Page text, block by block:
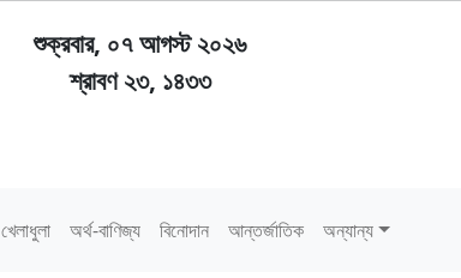
শুক্রবার, ০৭ আগস্ট ২০২৬
শ্রাবণ ২৩, ১৪৩৩
খেলাধুলা অর্থ-বাণিজ্য বিনোদান আন্তর্জাতিক অন্যান্য